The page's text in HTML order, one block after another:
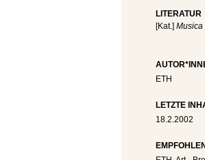
LITERATUR
[Kat.] Musica
ETH
LETZTE
18.2.2002